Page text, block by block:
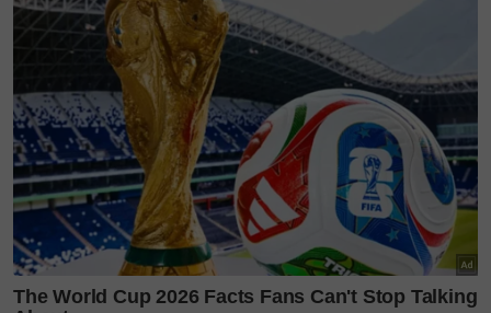
Mengulas hala tuju rekaan untuk tahun hadapan,
Anuar Faizal menegaskan pendekatan tidak lagi
tertumpu semata-mata kepada siluet atau fabrik.
Sebaliknya, fokus diberikan kepada bagaimana
cerita budaya diterjemahkan ke dalam rekaan
kontemporari yang segar dan relevan dengan
generasi hari ini.